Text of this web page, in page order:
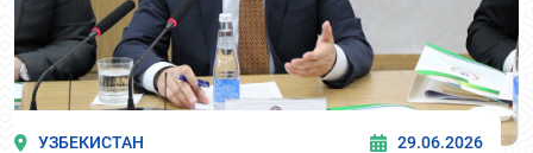
УЗБЕКИСТАН 29.06.2026